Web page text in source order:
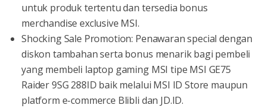
untuk produk tertentu dan tersedia bonus
merchandise exclusive MSI.
Shocking Sale Promotion: Penawaran special dengan
diskon tambahan serta bonus menarik bagi pembeli
yang membeli laptop gaming MSI tipe MSI GE75
Raider 9SG 288ID baik melalui MSI ID Store maupun
platform e-commerce Blibli dan JD.ID.